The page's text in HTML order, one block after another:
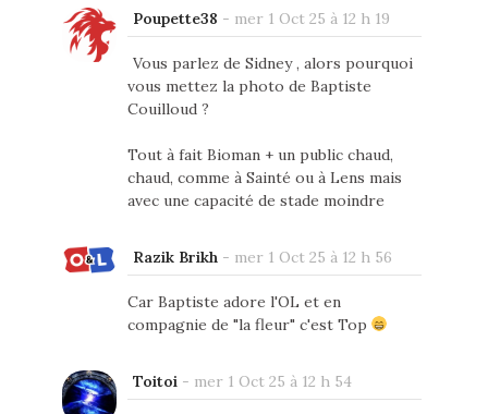
Poupette38 - mer 1 Oct 25 à 12 h 19
Vous parlez de Sidney , alors pourquoi
vous mettez la photo de Baptiste
Couilloud ?
Tout à fait Bioman + un public chaud,
chaud, comme à Sainté ou à Lens mais
avec une capacité de stade moindre
Razik Brikh - mer 1 Oct 25 à 12 h 56
Car Baptiste adore l'OL et en
compagnie de "la fleur" c'est Top
Toitoi - mer 1 Oct 25 à 12 h 54